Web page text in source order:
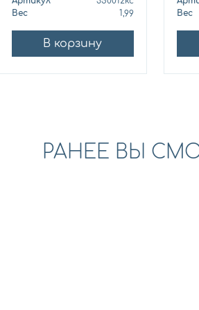
Вес
1,99
В корзину
Вес
РАНЕЕ ВЫ